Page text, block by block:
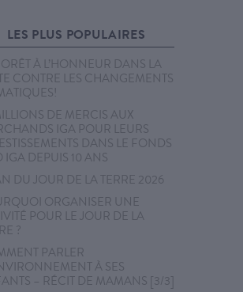
LES PLUS POPULAIRES
À L’HONNEUR DANS LA
CONTRE LES CHANGEMENTS
DE MERCIS AUX
IGA POUR LEURS
DANS LE FONDS
IGA DEPUIS 10 ANS
DU JOUR DE LA TERRE 2026
ORGANISER UNE
POUR LE JOUR DE LA
?
PARLER
À SES
– RÉCIT DE MAMANS [3/3]